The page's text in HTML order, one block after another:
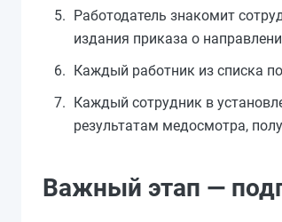
Работодатель знакомит
издания приказа о
Каждый работник из списка
Каждый сотрудник в
результатам медосмотра,
Важный этап —